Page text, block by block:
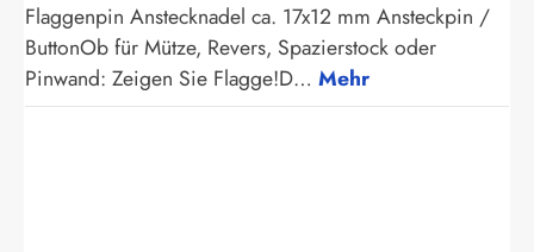
Flaggenpin Anstecknadel ca. 17x12 mm Ansteckpin /
ButtonOb für Mütze, Revers, Spazierstock oder
Pinwand: Zeigen Sie Flagge!D… Mehr